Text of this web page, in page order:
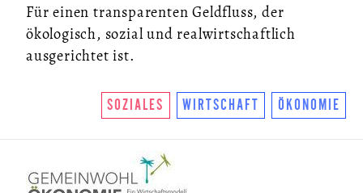
Für einen transparenten Geldfluss, der
ökologisch, sozial und realwirtschaftlich
ausgerichtet ist.
SOZIALES WIRTSCHAFT ÖKONOMIE